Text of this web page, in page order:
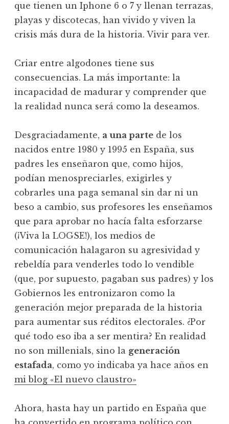
que tienen un Iphone 6 o 7 y llenan terrazas,
playas y discotecas, han vivido y viven la
crisis más dura de la historia. Vivir para ver.
Criar entre algodones tiene sus
consecuencias. La más importante: la
incapacidad de madurar y comprender que
la realidad nunca será como la deseamos.
Desgraciadamente, a una parte de los
nacidos entre 1980 y 1995 en España, sus
padres les enseñaron que, como hijos,
podían menospreciarles, exigirles y
cobrarles una paga semanal sin dar ni un
beso a cambio, sus profesores les enseñamos
que para aprobar no hacía falta esforzarse
(¡Viva la LOGSE!), los medios de
comunicación halagaron su agresividad y
rebeldía para venderles todo lo vendible
(que, por supuesto, pagaban sus padres) y los
Gobiernos les entronizaron como la
generación mejor preparada de la historia
para aumentar sus réditos electorales. ¿Por
qué todo eso iba a ser mentira? En realidad
no son millenials, sino la generación
estafada, como yo indicaba ya hace años en
mi blog «El nuevo claustro»
Ahora, hasta hay un partido en España que